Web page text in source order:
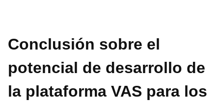
Conclusión sobre el
potencial de desarrollo de
la plataforma VAS para los